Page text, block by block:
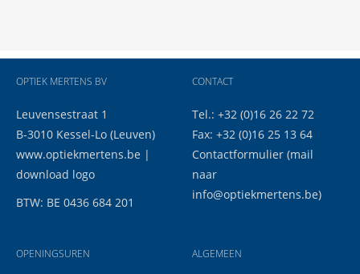
OPTIEK MERTENS BV
Leuvensestraat 1
B-3010 Kessel-Lo (Leuven)
www.optiekmertens.be |
download logo
BTW: BE 0436 684 201
OPENINGSUREN
CONTACT
Tel.: +32 (0)16 26 22 72
Fax: +32 (0)16 25 13 64
Contactformulier (mail
naar
info@optiekmertens.be)
ALGEMEEN